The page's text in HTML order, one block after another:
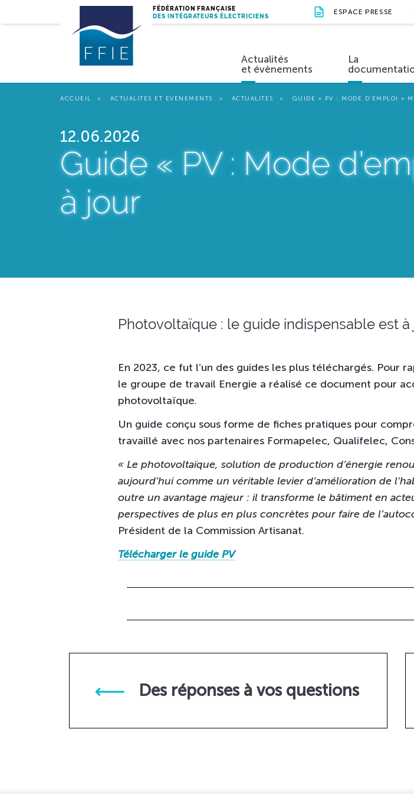
ESPACE PRESSE
FÉDÉRATION FRANÇAISE
DES INTÉGRATEURS ÉLECTRICIENS
Actualités
et évènements
La
ACCUEIL ACTUALITÉS ET ÉVÈNEMENTS ACTUALITÉS GUIDE « PV : MODE D’EMPLOI »
12.06.2026
Guide « PV : Mode
à jour
Photovoltaïque : le guide indispensable est à
En 2023, ce fut l’un des guides les plus téléchargés. Pour
le groupe de travail Energie a réalisé ce document pour
photovoltaïque.
Un guide conçu sous forme de fiches pratiques pour
travaillé avec nos partenaires Formapelec, Qualifelec,
« Le photovoltaïque, solution de production d’énergie
aujourd’hui comme un véritable levier d’amélioration de
outre un avantage majeur : il transforme le bâtiment en
perspectives de plus en plus concrètes pour faire de
Président de la Commission Artisanat.
Télécharger le guide PV
Des réponses à vos questions